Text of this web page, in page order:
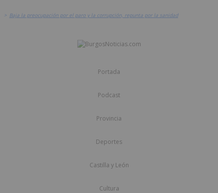
> Baja la preocupación por el paro y la corrupción, repunta por la sanidad
Portada
Podcast
Provincia
Deportes
Castilla y León
Cultura